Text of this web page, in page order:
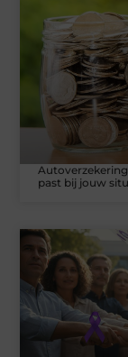
past bij jouw